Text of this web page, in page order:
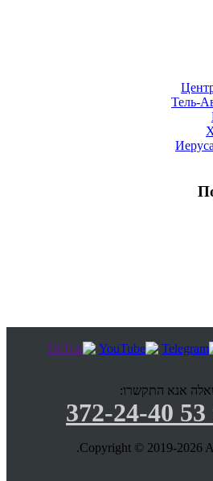
Тель-
אנא התקשרו:
Copyright © 2019-2026